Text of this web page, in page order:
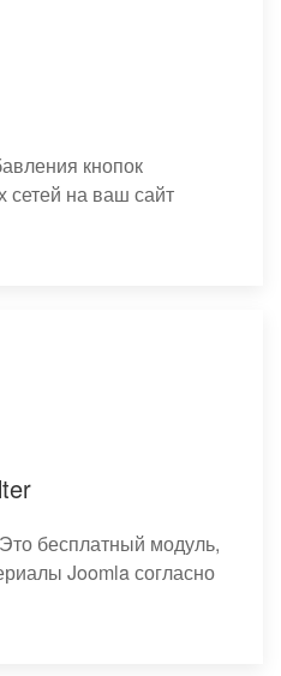
кнопок
сетей на ваш сайт
бесплатный модуль,
Joomla согласно